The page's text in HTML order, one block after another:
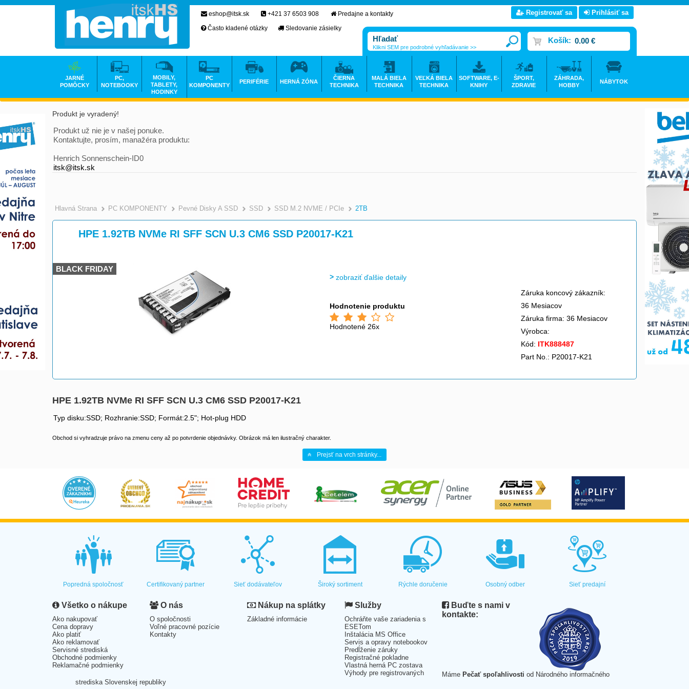
Produkt je vyradený!
Produkt už nie je v našej ponuke.
Kontaktujte, prosím, manažéra produktu:
Henrich Sonnenschein-ID0
itsk@itsk.sk
Hlavná Strana >
PC KOMPONENTY >
Pevné Disky A SSD >
SSD >
SSD M.2 NVME / PCIe >
2TB
HPE 1.92TB NVMe RI SFF SCN U.3 CM6 SSD P20017-K21
BLACK FRIDAY
zobraziť ďalšie detaily
Hodnotenie produktu
Hodnotené 26x
Záruka koncový zákazník:
36 Mesiacov
Záruka firma: 36 Mesiacov
Výrobca:
Kód: ITK888487
Part No.: P20017-K21
HPE 1.92TB NVMe RI SFF SCN U.3 CM6 SSD P20017-K21
Typ disku:SSD; Rozhranie:SSD; Formát:2.5"; Hot-plug HDD
Obchod si vyhradzuje právo na zmenu ceny až po potvrdenie objednávky. Obrázok má len ilustračný charakter.
Prejsť na vrch stránky...
eshop@itsk.sk +421 37 6503 908
Predajne a kontakty
Často kladené otázky
Sledovanie zásielky
Registrovať sa Prihlásiť sa
Košík: 0.00 €
Klikni SEM pre podrobné vyhľadávanie >>
JARNÉ
POMÔCKY
PC,
NOTEBOOKY
MOBILY,
TABLETY,
HODINKY
PC
KOMPONENTY
PERIFÉRIE HERNÁ ZÓNA
ČIERNA
TECHNIKA
MALÁ BIELA
TECHNIKA
VEĽKÁ BIELA
TECHNIKA
SOFTWARE, E-
KNIHY
ŠPORT,
ZDRAVIE
ZÁHRADA,
HOBBY
NÁBYTOK
Popredná spoločnosť Certifikovaný partner Sieť dodávateľov Široký sortiment Rýchle doručenie Osobný odber Sieť predajní
Všetko o nákupe
Ako nakupovať
Cena dopravy
Ako platiť
Ako reklamovať
Servisné strediská
Obchodné podmienky
Reklamačné podmienky
O nás
O spoločnosti
Voľné pracovné pozície
Kontakty
Nákup na splátky
Základné informácie
Služby
Ochráňte vaše zariadenia s
ESETom
Inštalácia MS Office
Servis a opravy notebookov
Predĺženie záruky
Registračné pokladne
Vlastná herná PC zostava
Výhody pre registrovaných
Buďte s nami v
kontakte:
Máme Pečať spoľahlivosti od Národného informačného
strediska Slovenskej republiky